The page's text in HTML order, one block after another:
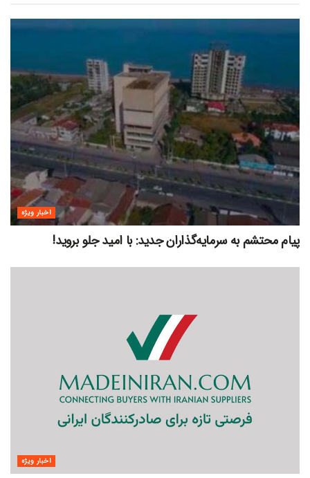
اخبار ویژه
پیام محتشم به سرمایه‌گذاران جدید: با امید جلو بروید!
اخبار ویژه